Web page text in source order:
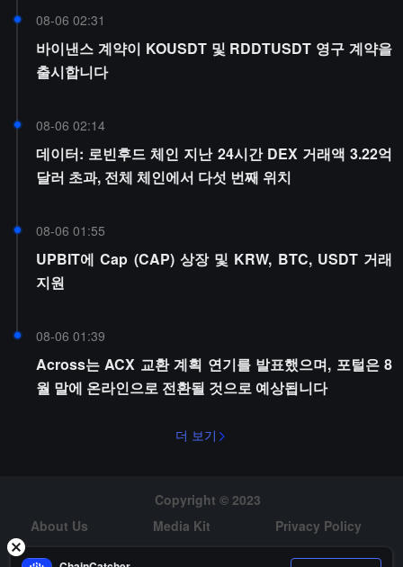
08-06 02:31
바이낸스 계약이 KOUSDT 및 RDDTUSDT 영구 계약을
출시합니다
08-06 02:14
데이터: 로빈후드 체인 지난 24시간 DEX 거래액 3.22억
달러 초과, 전체 체인에서 다섯 번째 위치
08-06 01:55
UPBIT에 Cap (CAP) 상장 및 KRW, BTC, USDT 거래
지원
08-06 01:39
Across는 ACX 교환 계획 연기를 발표했으며, 포털은 8
월 말에 온라인으로 전환될 것으로 예상됩니다
더 보기
Copyright © 2023
About Us
Media Kit
Privacy Policy
Risk Warning
Hiring